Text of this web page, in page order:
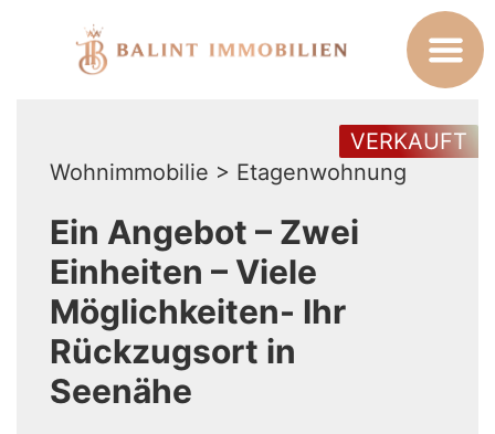
Wohnimmobilie > Etagenwohnung
VERKAUFT
Ein Angebot – Zwei
Einheiten – Viele
Möglichkeiten- Ihr
Rückzugsort in
Seenähe